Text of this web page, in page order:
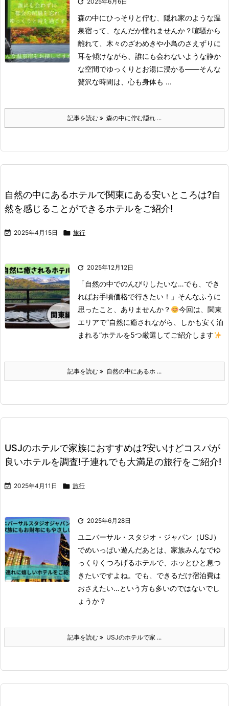

森の中にひっそりと佇む、隠れ家のような温
泉宿って、なんだか憧れませんか？喧騒から
離れて、木々のざわめきや小鳥のさえずりに
耳を傾けながら、誰にも会わないような静か
な空間でゆっくりとお湯に浸かる――そんな
贅沢な時間は、心も身体も ...
記事を読む 森の中に佇む隠れ ...
自然の中にあるホテルで関東にある安いところは?自
然を感じることができるホテルをご紹介!
 2025年4月15日  旅行
 2025年12月12日
「自然の中でのんびりしたいな…でも、でき
ればお手頃価格で行きたい！」 そんなふうに
思ったこと、ありませんか？
今回は、関東
エリアで“自然に癒されながら、しかも安く泊
まれる”ホテルを5つ厳選してご紹介します
記事を読む 自然の中にあるホ ...
USJのホテルで家族におすすめは?安いけどコスパが
良いホテルを調査!子連れでも大満足の旅行をご紹介!
 2025年4月11日  旅行
 2025年6月28日
ユニバーサル・スタジオ・ジャパン（USJ）
でめいっぱい遊んだあとは、家族みんなでゆ
っくりくつろげるホテルで、ホッとひと息つ
きたいですよね。 でも、できるだけ宿泊費は
おさえたい…という方も多いのではないでし
ょうか？
記事を読む USJのホテルで家 ...